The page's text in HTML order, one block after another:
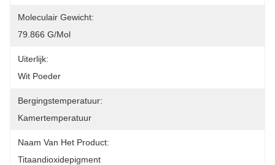
Moleculair Gewicht:
79.866 G/mol
Uiterlijk:
Wit Poeder
Bergingstemperatuur:
Kamertemperatuur
Naam Van Het Product:
Titaandioxidepigment